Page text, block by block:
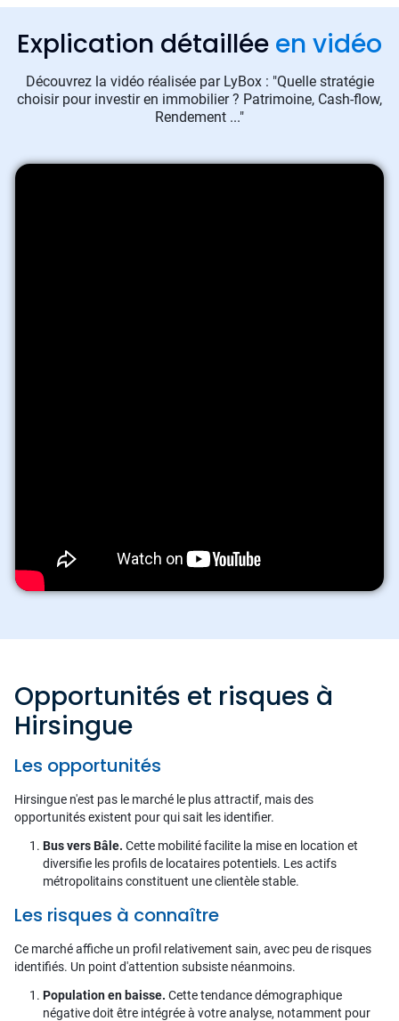
Explication détaillée en vidéo
Découvrez la vidéo réalisée par LyBox : "Quelle stratégie
choisir pour investir en immobilier ? Patrimoine, Cash-flow,
Rendement ..."
Opportunités et risques à
Hirsingue
Les opportunités
Hirsingue n'est pas le marché le plus attractif, mais des
opportunités existent pour qui sait les identifier.
Bus vers Bâle. Cette mobilité facilite la mise en location et
diversifie les profils de locataires potentiels. Les actifs
métropolitains constituent une clientèle stable.
Les risques à connaître
Ce marché affiche un profil relativement sain, avec peu de risques
identifiés. Un point d'attention subsiste néanmoins.
Population en baisse. Cette tendance démographique
négative doit être intégrée à votre analyse, notamment pour